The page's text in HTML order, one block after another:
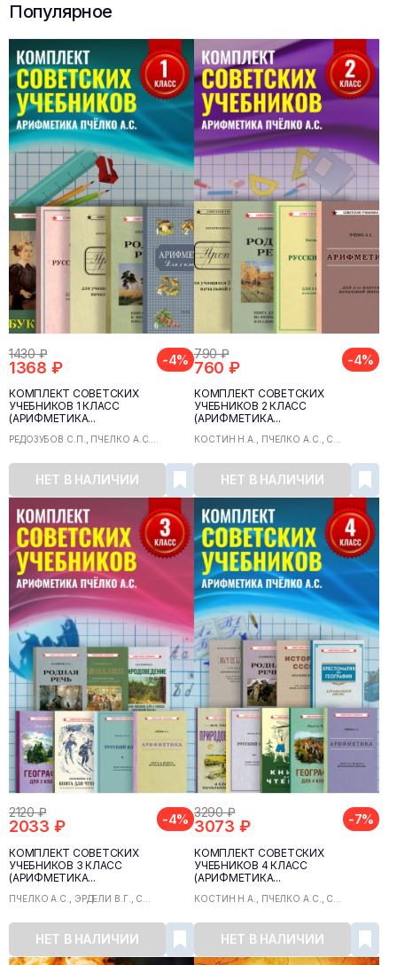
Популярное
1430 ₽
1368 ₽ -4%
КОМПЛЕКТ СОВЕТСКИХ
УЧЕБНИКОВ 1 КЛАСС
(АРИФМЕТИКА...
РЕДОЗУБОВ С.П., ПЧЁЛКО А.С....
НЕТ В НАЛИЧИИ
790 ₽
760 ₽ -4%
КОМПЛЕКТ СОВЕТСКИХ
УЧЕБНИКОВ 2 КЛАСС
(АРИФМЕТИКА...
КОСТИН Н.А., ПЧЁЛКО А.С., С...
НЕТ В НАЛИЧИИ
2120 ₽
2033 ₽ -4%
КОМПЛЕКТ СОВЕТСКИХ
УЧЕБНИКОВ 3 КЛАСС
(АРИФМЕТИКА...
ПЧЁЛКО А.С., ЭРДЕЛИ В.Г., С...
НЕТ В НАЛИЧИИ
3290 ₽
3073 ₽ -7%
КОМПЛЕКТ СОВЕТСКИХ
УЧЕБНИКОВ 4 КЛАСС
(АРИФМЕТИКА...
КОСТИН Н.А., ПЧЁЛКО А.С., С...
НЕТ В НАЛИЧИИ